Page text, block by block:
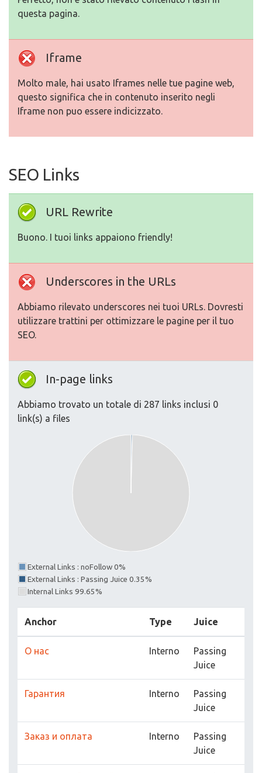
questa pagina.
Iframe
Molto male, hai usato Iframes nelle tue pagine web,
questo significa che in contenuto inserito negli
Iframe non puo essere indicizzato.
SEO Links
URL Rewrite
Buono. I tuoi links appaiono friendly!
Underscores in the URLs
Abbiamo rilevato underscores nei tuoi URLs. Dovresti
utilizzare trattini per ottimizzare le pagine per il tuo
SEO.
In-page links
Abbiamo trovato un totale di 287 links inclusi 0
link(s) a files
External Links : noFollow 0%
External Links : Passing Juice 0.35%
Internal Links 99.65%
Anchor Type Juice
О нас Interno
Passing
Juice
Гарантия Interno
Passing
Juice
Заказ и оплата Interno
Passing
Juice